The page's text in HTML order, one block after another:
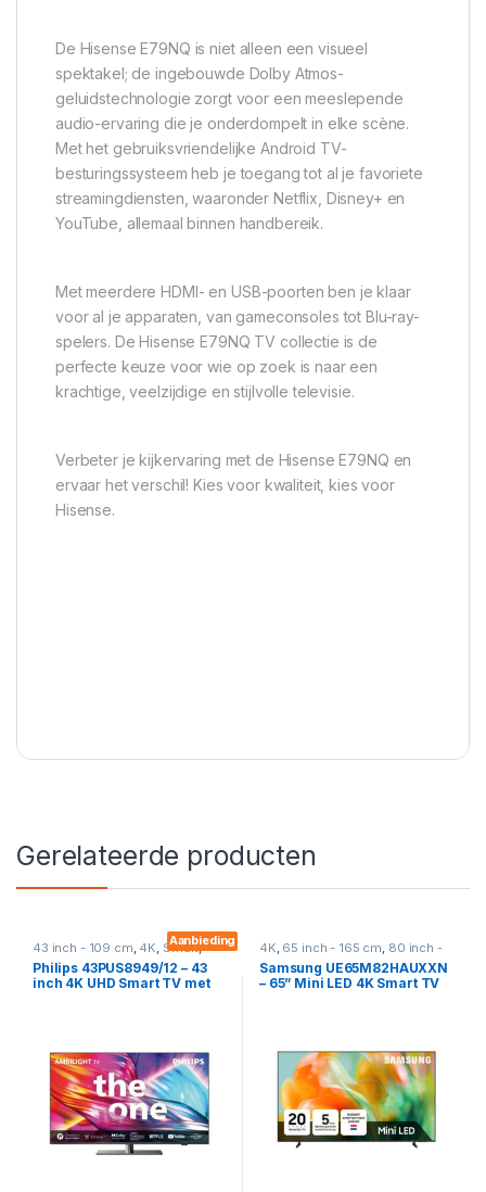
De Hisense E79NQ is niet alleen een visueel
spektakel; de ingebouwde Dolby Atmos-
geluidstechnologie zorgt voor een meeslepende
audio-ervaring die je onderdompelt in elke scène.
Met het gebruiksvriendelijke Android TV-
besturingssysteem heb je toegang tot al je favoriete
streamingdiensten, waaronder Netflix, Disney+ en
YouTube, allemaal binnen handbereik.
Met meerdere HDMI- en USB-poorten ben je klaar
voor al je apparaten, van gameconsoles tot Blu-ray-
spelers. De Hisense E79NQ TV collectie is de
perfecte keuze voor wie op zoek is naar een
krachtige, veelzijdige en stijlvolle televisie.
Verbeter je kijkervaring met de Hisense E79NQ en
ervaar het verschil! Kies voor kwaliteit, kies voor
Hisense.
Gerelateerde producten
Aanbieding
43 inch - 109 cm, 4K, Smart,
Televisies
Philips 43PUS8949/12 – 43
inch 4K UHD Smart TV met
4K, 65 inch - 165 cm, 80 inch -
203 cm Smart,Televisies
Samsung UE65M82HAUXXN
– 65” Mini LED 4K Smart TV